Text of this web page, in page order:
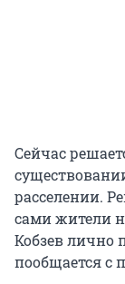
Сейчас
расселении.
сами жители
Кобзев лично
пообщается с